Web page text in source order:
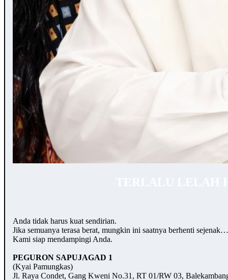
Anda tidak harus kuat sendirian.
Jika semuanya terasa berat, mungkin ini saatnya berhenti
Kami siap mendampingi Anda.
PEGURON SAPUJAGAD 1
(Kyai Pamungkas)
Jl. Raya Condet, Gang Kweni No.31, RT 01/RW 03,